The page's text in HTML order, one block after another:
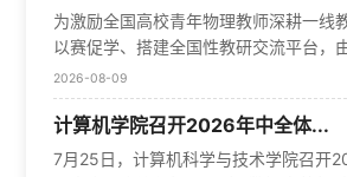
在航空航天、交通运输和生物医学工程
性和抗冲击性能的材料至关重要。然而
足强度、能量耗散和接触柔顺性要求的
食，其柔软表皮却能承受反复挤压摩擦
表皮中两种关键结构蛋白FCSP-1和
副主任王毅、辽宁省教育厅国际合作交
辽宁省人民政府外事办公室美洲大洋洲
加开营仪式。来自23个国家38所高校的
我校师生代表参会。贾鹏指出，教育部
交流，持续落实习近平主席提出的“五年
重大倡议，推进“留学中国”品牌和能力
办高水平国际暑期学校等学生交流活动
为激励全国高校青年物理教师深耕一线
以赛促学、搭建全国性教研交流平台，
大学物理基础课程教指委、物理学类专
理学会物理教学委员会联合主办的
理基础课程青年教师讲课比赛于7月27
大学主校区综合教学1号楼成功举办。大
2026-08-09
计算机学院召开2026年中全体...
7月25日，计算机科学与技术学院召开